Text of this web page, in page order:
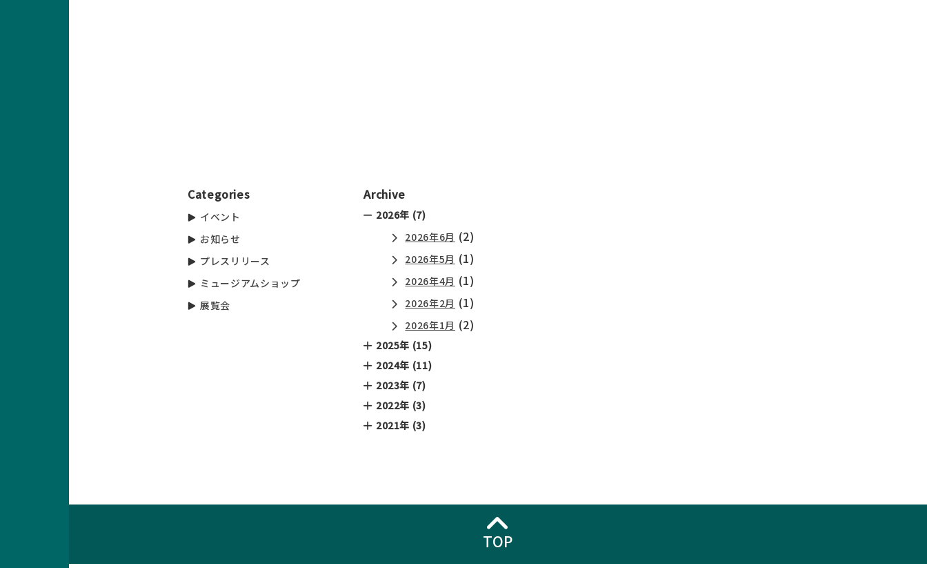
Categories
イベント
お知らせ
プレスリリース
ミュージアムショップ
展覧会
Archive
2026年 (7)
2026年6月 (2)
2026年5月 (1)
2026年4月 (1)
2026年2月 (1)
2026年1月 (2)
2025年 (15)
2024年 (11)
2023年 (7)
2022年 (3)
2021年 (3)
TOP